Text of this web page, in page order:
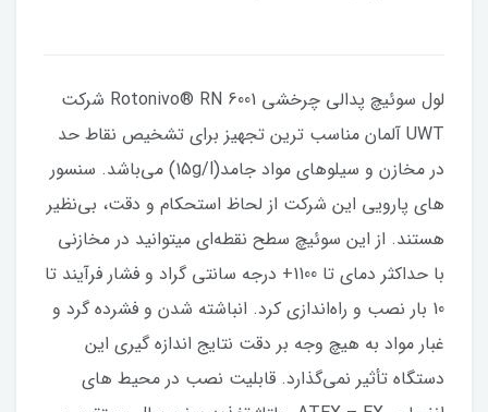
لول سوئیچ پدالی چرخشی Rotonivo® RN 6001 شرکت
UWT آلمان مناسب ترین تجهیز برای تشخیص نقاط حد
در مخازن و سیلوهای مواد جامد(15g/l) می‌باشد. سنسور
های پارویی این شرکت از لحاظ استحکام و دقت، بی‌نظیر
هستند. از این سوئیچ سطح نقطه‌ای میتوانید در مخازنی
با حداکثر دمای تا 1100+ درجه سانتی گراد و فشار فرآیند تا
10 بار نصب و راه‌اندازی کرد. انباشته شدن و فشرده گرد و
غبار مواد به هیچ وجه بر دقت نتایج اندازه گیری این
دستگاه تأثیر نمی‌گذارد. قابلیت نصب در محیط های